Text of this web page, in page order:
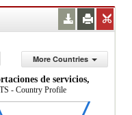
More Countries
de servicios, balanza
- Country Profile